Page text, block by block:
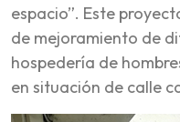
espacio”. Este
de mejoramiento de
hospedería de
en situación de calle